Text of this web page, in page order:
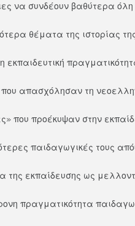
συνδέουν βαθύτερα όλη
θέματα της ιστορίας
απασχόλησαν τη
που προέκυψαν στην
παιδαγωγικές τους
εκπαίδευσης ως
πραγματικότητα